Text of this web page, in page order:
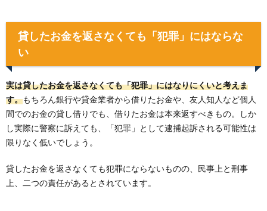
貸したお金を返さなくても「犯罪」にはならな
い
実は貸したお金を返さなくても「犯罪」にはなりにくいと考えま
す。もちろん銀行や貸金業者から借りたお金や、友人知人など個人
間でのお金の貸し借りでも、借りたお金は本来返すべきもの。しか
し実際に警察に訴えても、「犯罪」として逮捕起訴される可能性は
限りなく低いでしょう。
貸したお金を返さなくても犯罪にならないものの、民事上と刑事
上、二つの責任があるとされています。